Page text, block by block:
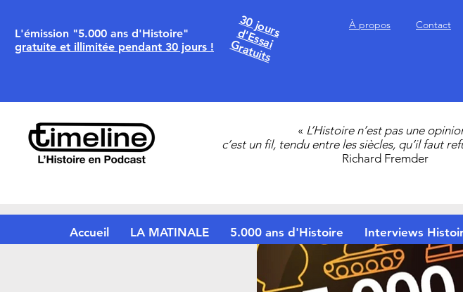
L'émission "5.000 ans d'Histoire"
gratuite et illimitée pendant 30 jours !
30 jours
d'Essai
Gratuits
À propos Contact
« L’Histoire n’est pas une
c’est un fil, tendu entre les siècles, qu’il faut
Richard Fremder
Accueil LA MATINALE 5.000 ans d'Histoire Interviews